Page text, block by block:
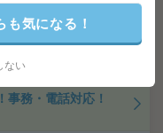
ス9分 ※
能！
気になる!
事務・電話対応！
も気になる！
ない